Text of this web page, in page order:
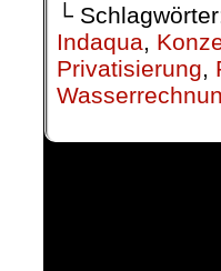
└
Indaqua,
Privatisierung,